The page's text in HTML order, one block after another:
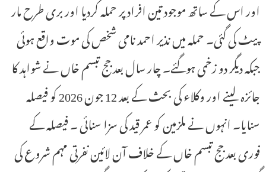
اور اس کے ساتھ موجود تین افراد پر حملہ کردیا اور بری طرح مار
پیٹ کی گئی۔ حملہ میں نذیر احمد نامی شخص کی موت واقع ہوئی
جبکہ دیگر دو زخمی ہوگئے۔ چار سال بعد جج تبسم خاں نے شواہد کا
جائزہ لینے اور وکلاء کی بحث کے بعد 12 جون 2026 کو فیصلہ
سنایا۔ انہوں نے ملزمین کو عمر قید کی سزا سنائی ۔ فیصلہ کے
فوری بعد جج تبسم خاں کے خلاف آن لائین نفرتی مہم شروع کی